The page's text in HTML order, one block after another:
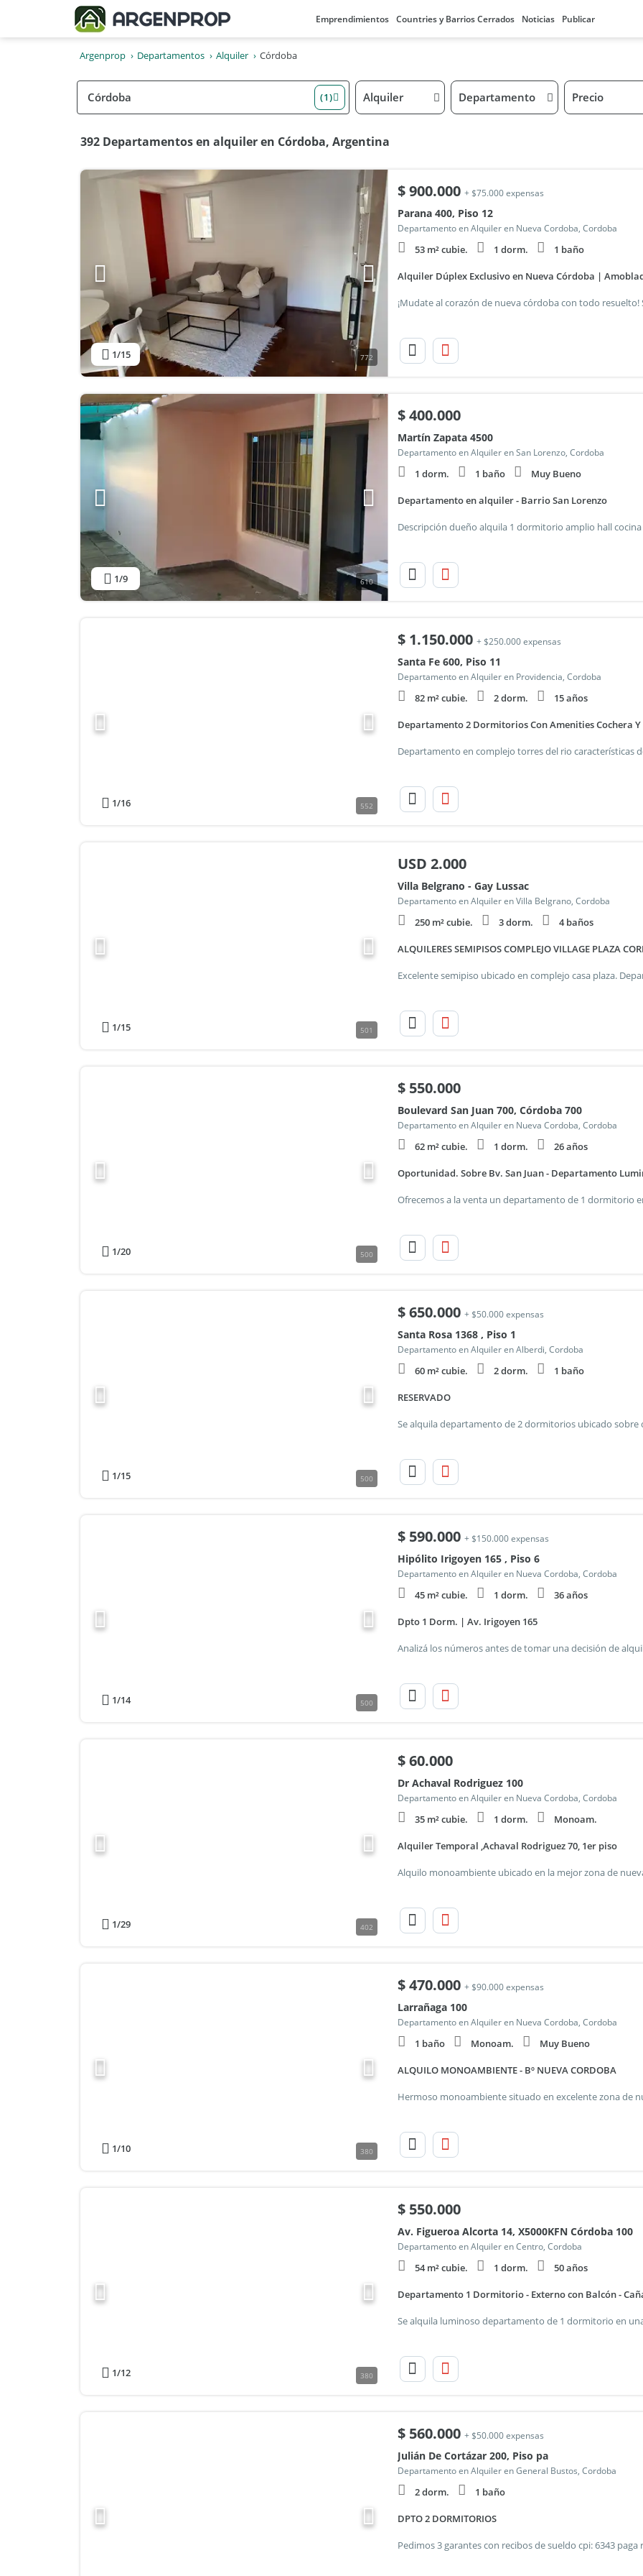
Emprendimientos Countries y Barrios Cerrados Noticias Publicar
Argenprop Departamentos Alquiler Córdoba
(1) Alquiler Departamento Precio
392 Departamentos en alquiler en Córdoba, Argentina
1/15 772
$900.000 + $75.000 expensas
Parana 400, Piso 12
Departamento en Alquiler en Nueva Cordoba, Cordoba
53 m² cubie. 1 dorm. 1 baño
Alquiler Dúplex Exclusivo en Nueva Córdoba |
1/9 610
$400.000
Martín Zapata 4500
Departamento en Alquiler en San Lorenzo, Cordoba
1 dorm. 1 baño Muy Bueno
Departamento en alquiler - Barrio San Lorenzo
1/16 552
$1.150.000 + $250.000 expensas
Santa Fe 600, Piso 11
Departamento en Alquiler en Providencia, Cordoba
82 m² cubie. 2 dorm. 15 años
Departamento 2 Dormitorios Con Amenities Cochera
1/15 501
USD 2.000
Villa Belgrano - Gay Lussac
Departamento en Alquiler en Villa Belgrano, Cordoba
250 m² cubie. 3 dorm. 4 baños
ALQUILERES SEMIPISOS COMPLEJO VILLAGE PLAZA
1/20 500
$550.000
Boulevard San Juan 700, Córdoba 700
Departamento en Alquiler en Nueva Cordoba, Cordoba
62 m² cubie. 1 dorm. 26 años
Oportunidad. Sobre Bv. San Juan - Departamento
1/15 500
$650.000 + $50.000 expensas
Santa Rosa 1368 , Piso 1
Departamento en Alquiler en Alberdi, Cordoba
60 m² cubie. 2 dorm. 1 baño
RESERVADO
1/14 500
$590.000 + $150.000 expensas
Hipólito Irigoyen 165 , Piso 6
Departamento en Alquiler en Nueva Cordoba, Cordoba
45 m² cubie. 1 dorm. 36 años
Dpto 1 Dorm. | Av. Irigoyen 165
1/29 402
$60.000
Dr Achaval Rodriguez 100
Departamento en Alquiler en Nueva Cordoba, Cordoba
35 m² cubie. 1 dorm. Monoam.
Alquiler Temporal ,Achaval Rodriguez 70, 1er piso
1/10 380
$470.000 + $90.000 expensas
Larrañaga 100
Departamento en Alquiler en Nueva Cordoba, Cordoba
1 baño Monoam. Muy Bueno
ALQUILO MONOAMBIENTE - Bº NUEVA CORDOBA
1/12 380
$550.000
Av. Figueroa Alcorta 14, X5000KFN Córdoba 100
Departamento en Alquiler en Centro, Cordoba
54 m² cubie. 1 dorm. 50 años
Departamento 1 Dormitorio - Externo con Balcón -
$560.000 + $50.000 expensas
Julián De Cortázar 200, Piso pa
Departamento en Alquiler en General Bustos, Cordoba
2 dorm. 1 baño
DPTO 2 DORMITORIOS
Pedimos 3 garantes con recibos de sueldo cpi: 6343